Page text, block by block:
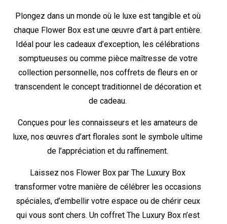
Plongez dans un monde où le luxe est tangible et où
chaque Flower Box est une œuvre d’art à part entière.
Idéal pour les cadeaux d’exception, les célébrations
somptueuses ou comme pièce maîtresse de votre
collection personnelle, nos coffrets de fleurs en or
transcendent le concept traditionnel de décoration et
de cadeau.
Conçues pour les connaisseurs et les amateurs de
luxe, nos œuvres d’art florales sont le symbole ultime
de l’appréciation et du raffinement.
Laissez nos Flower Box par The Luxury Box
transformer votre manière de célébrer les occasions
spéciales, d’embellir votre espace ou de chérir ceux
qui vous sont chers. Un coffret The Luxury Box n’est